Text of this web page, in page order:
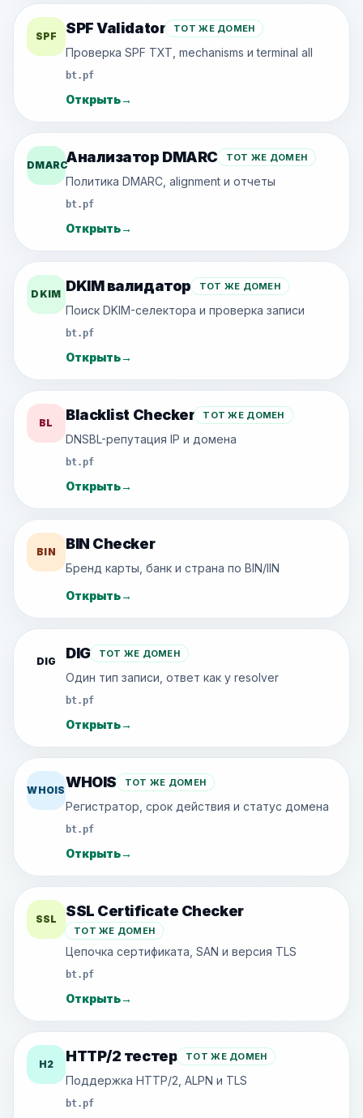
SPF SPF Validator ТОТ ЖЕ ДОМЕН
Проверка SPF TXT, mechanisms и terminal all
bt.pf
Открыть→
DMARCАнализатор DMARC ТОТ ЖЕ ДОМЕН
Политика DMARC, alignment и отчеты
bt.pf
Открыть→
DKIM DKIM валидатор ТОТ ЖЕ ДОМЕН
Поиск DKIM-селектора и проверка записи
bt.pf
Открыть→
BL Blacklist Checker ТОТ ЖЕ ДОМЕН
DNSBL-репутация IP и домена
bt.pf
Открыть→
BIN BIN Checker
Бренд карты, банк и страна по BIN/IIN
Открыть→
DIG DIG ТОТ ЖЕ ДОМЕН
Один тип записи, ответ как у resolver
bt.pf
Открыть→
WHOISWHOIS ТОТ ЖЕ ДОМЕН
Регистратор, срок действия и статус домена
bt.pf
Открыть→
SSL SSL Certificate Checker
ТОТ ЖЕ ДОМЕН
Цепочка сертификата, SAN и версия TLS
bt.pf
Открыть→
H2 HTTP/2 тестер ТОТ ЖЕ ДОМЕН
Поддержка HTTP/2, ALPN и TLS
bt.pf